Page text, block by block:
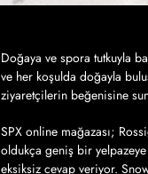
Doğaya ve spora tutkuyla
ve her koşulda doğayla
ziyaretçilerin beğenisine
SPX online mağazası;
oldukça geniş bir yelpazeye
eksiksiz cevap veriyor.